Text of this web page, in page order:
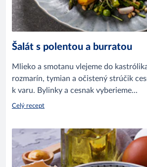
Šalát s polentou a burratou
Mlieko a smotanu vlejeme do
rozmarín, tymian a očistený strúčik
k varu. Bylinky a cesnak vyberieme...
Celý recept